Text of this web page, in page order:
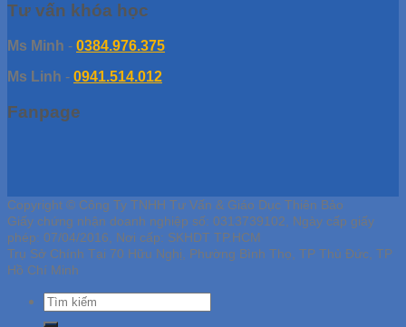
Tư vấn khóa học
Ms Minh - 0384.976.375
Ms Linh - 0941.514.012
Fanpage
Copyright © Công Ty TNHH Tư Vấn & Giáo Dục Thiên Bảo
Giấy chứng nhận doanh nghiệp số: 0313739102, Ngày cấp giấy
phép: 07/04/2016, Nơi cấp: SKHDT TP.HCM
Trụ Sở Chính Tại 70 Hữu Nghị, Phường Bình Thọ, TP Thủ Đức, TP
Hồ Chí Minh